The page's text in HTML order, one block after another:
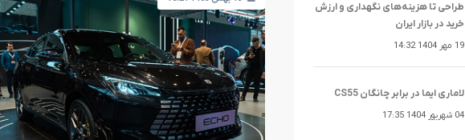
طراحی تا هزینه‌های نگهداری و ارزش
خرید در بازار ایران
19 مهر 1404 14:32
لاماری ایما در برابر چانگان CS55
04 شهریور 1404 17:35